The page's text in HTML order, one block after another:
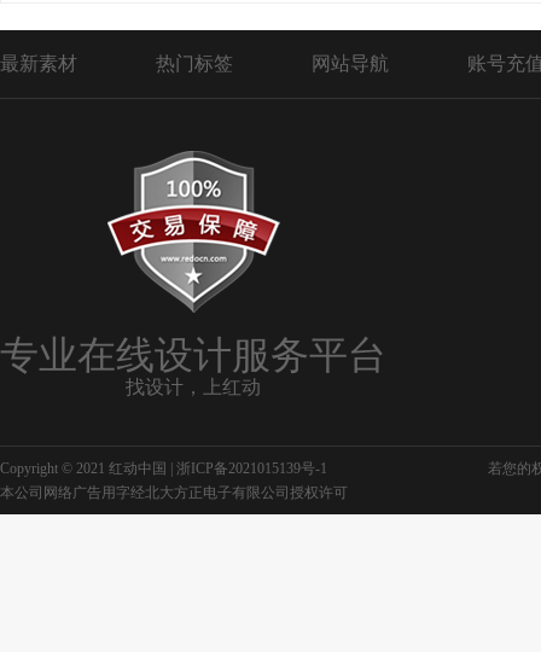
最新素材 热门标签 网站导航 账号充
专业在线设计服务平台
找设计，上红动
Copyright © 2021 红动中国 | 浙ICP备2021015139号-1
若您的
本公司网络广告用字经北大方正电子有限公司授权许可